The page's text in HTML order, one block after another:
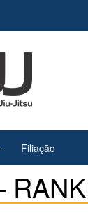
Filiação